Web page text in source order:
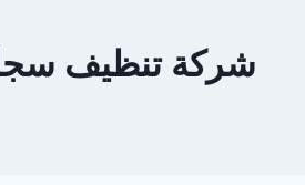
شركة تنظيف سجاد في